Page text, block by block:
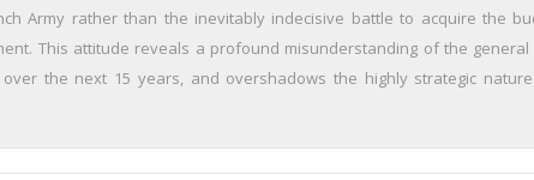
Army rather than the inevitably indecisive battle to acquire the
This attitude reveals a profound misunderstanding of the general
the next 15 years, and overshadows the highly strategic